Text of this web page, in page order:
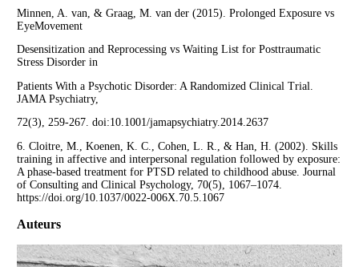
Minnen, A. van, & Graag, M. van der (2015). Prolonged Exposure vs
EyeMovement
Desensitization and Reprocessing vs Waiting List for Posttraumatic
Stress Disorder in
Patients With a Psychotic Disorder: A Randomized Clinical Trial.
JAMA Psychiatry,
72(3), 259-267. doi:10.1001/jamapsychiatry.2014.2637
6. Cloitre, M., Koenen, K. C., Cohen, L. R., & Han, H. (2002). Skills
training in affective and interpersonal regulation followed by exposure:
A phase-based treatment for PTSD related to childhood abuse. Journal
of Consulting and Clinical Psychology, 70(5), 1067–1074.
https://doi.org/10.1037/0022-006X.70.5.1067
Auteurs